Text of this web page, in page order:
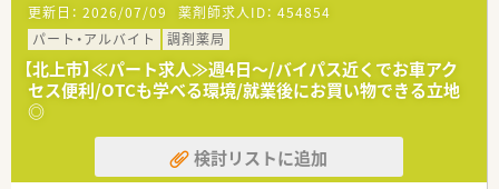
更新日： 2026/07/09 薬剤師求人ID： 454854
パート・アルバイト
調剤薬局
【北上市】≪パート求人≫週4日～/バイパス近くでお車アク
セス便利/OTCも学べる環境/就業後にお買い物できる立地
◎
検討リストに追加